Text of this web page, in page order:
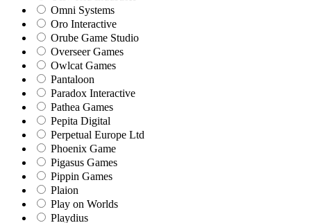
Omni Systems
Oro Interactive
Orube Game Studio
Overseer Games
Owlcat Games
Pantaloon
Paradox Interactive
Pathea Games
Pepita Digital
Perpetual Europe Ltd
Phoenix Game
Pigasus Games
Pippin Games
Plaion
Play on Worlds
Playdius